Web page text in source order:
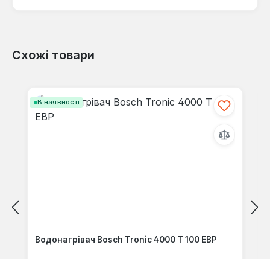
Відгуків не знайдено. Поділіться
Схожі товари
В наявності
Водонагрівач Bosch Tronic 4000 T 100 EBP